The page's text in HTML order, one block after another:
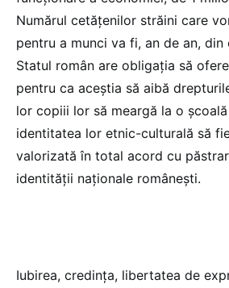
Numărul cetățenilor străini care
pentru a munci va fi, an de an, din
Statul român are obligația să
pentru ca aceștia să aibă
lor copiii lor să meargă la o
identitatea lor etnic-culturală să
valorizată în total acord cu
identității naționale românești.
Iubirea, credința, libertatea de